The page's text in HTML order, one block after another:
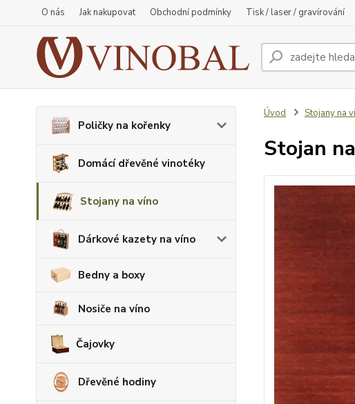
O nás Jak nakupovat Obchodní podmínky Tisk / laser / gravírování
Poličky na kořenky
Domácí dřevěné vinotéky
Stojany na víno
Dárkové kazety na víno
Bedny a boxy
Nosiče na víno
Čajovky
Dřevěné hodiny
Úvod Stojany na
Stojan